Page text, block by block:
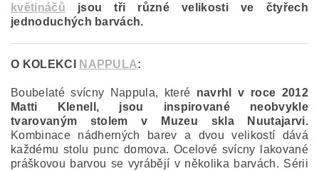
květináčů jsou tři různé velikosti ve čtyřech
jednoduchých barvách.
O KOLEKCI NAPPULA:
Boubelaté svícny Nappula, které navrhl v roce 2012
Matti Klenell, jsou inspirované neobvykle
tvarovaným stolem v Muzeu skla Nuutajarvi.
Kombinace nádherných barev a dvou velikostí dává
každému stolu punc domova. Ocelové svícny lakované
práškovou barvou se vyrábějí v několika barvách. Sérii